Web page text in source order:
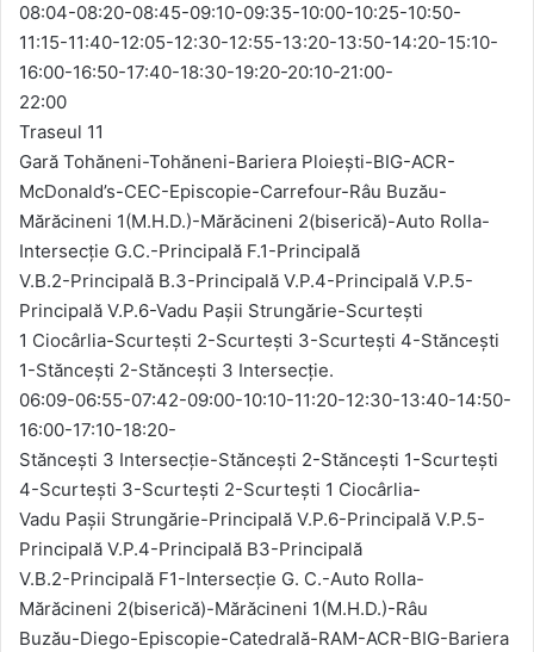
08:04-08:20-08:45-09:10-09:35-10:00-10:25-10:50-
11:15-11:40-12:05-12:30-12:55-13:20-13:50-14:20-15:10-
16:00-16:50-17:40-18:30-19:20-20:10-21:00-
22:00
Traseul 11
Gară Tohăneni-Tohăneni-Bariera Ploiești-BIG-ACR-
McDonald’s-CEC-Episcopie-Carrefour-Râu Buzău-
Mărăcineni 1(M.H.D.)-Mărăcineni 2(biserică)-Auto Rolla-
Intersecție G.C.-Principală F.1-Principală
V.B.2-Principală B.3-Principală V.P.4-Principală V.P.5-
Principală V.P.6-Vadu Pașii Strungărie-Scurtești
1 Ciocârlia-Scurtești 2-Scurtești 3-Scurtești 4-Stăncești
1-Stăncești 2-Stăncești 3 Intersecție.
06:09-06:55-07:42-09:00-10:10-11:20-12:30-13:40-14:50-
16:00-17:10-18:20-
Stăncești 3 Intersecție-Stăncești 2-Stăncești 1-Scurtești
4-Scurtești 3-Scurtești 2-Scurtești 1 Ciocârlia-
Vadu Pașii Strungărie-Principală V.P.6-Principală V.P.5-
Principală V.P.4-Principală B3-Principală
V.B.2-Principală F1-Intersecție G. C.-Auto Rolla-
Mărăcineni 2(biserică)-Mărăcineni 1(M.H.D.)-Râu
Buzău-Diego-Episcopie-Catedrală-RAM-ACR-BIG-Bariera